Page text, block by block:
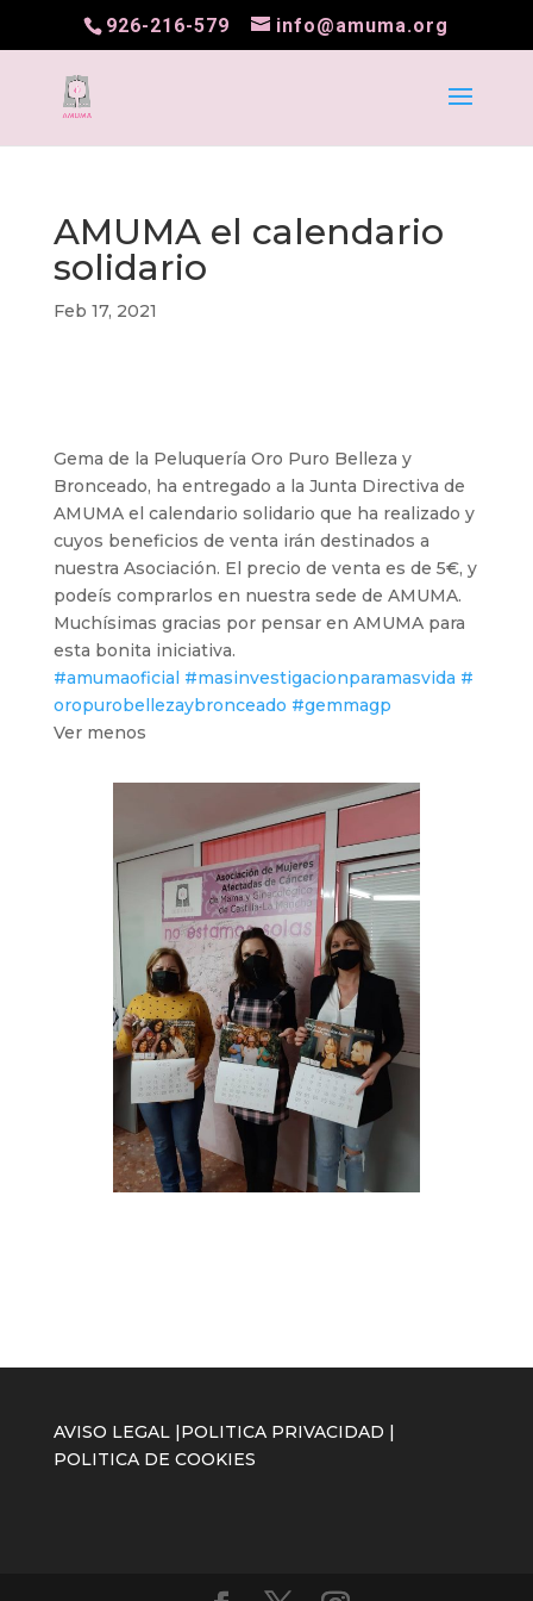
926-216-579 info@amuma.org
AMUMA el calendario
solidario
Feb 17, 2021
Gema de la Peluquería Oro Puro Belleza y
Bronceado, ha entregado a la Junta Directiva de
AMUMA el calendario solidario que ha realizado y
cuyos beneficios de venta irán destinados a
nuestra Asociación. El precio de venta es de 5€, y
podeís comprarlos en nuestra sede de AMUMA.
Muchísimas gracias por pensar en AMUMA para
esta bonita iniciativa.
#amumaoficial #masinvestigacionparamasvida #
oropurobellezaybronceado #gemmagp
Ver menos
AVISO LEGAL|POLITICA PRIVACIDAD |
POLITICA DE COOKIES